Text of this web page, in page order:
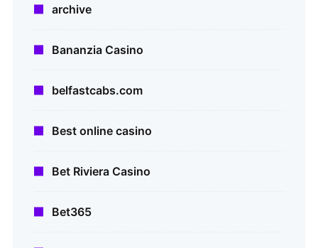
archive
Bananzia Casino
belfastcabs.com
Best online casino
Bet Riviera Casino
Bet365